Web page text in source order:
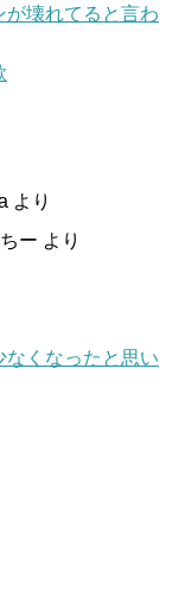
が壊れてると言わ
より
ー より
なくなったと思い